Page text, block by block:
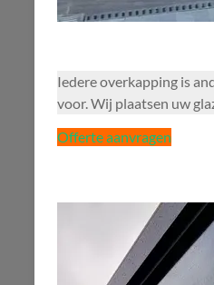
Iedere overkapping is
voor. Wij plaatsen uw
Offerte aanvragen